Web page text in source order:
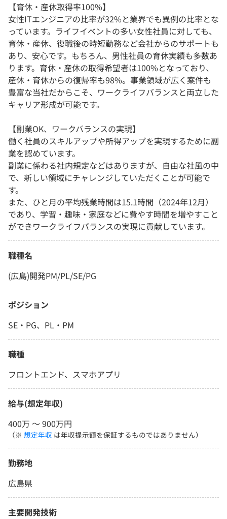
【育休・産休取得率100%】
女性ITエンジニアの比率が32%と業界でも異例の比率とな
っています。ライフイベントの多い女性社員に対しても、
育休・産休、復職後の時短勤務など会社からのサポートも
あり、安心です。もちろん、男性社員の育休実績も多数あ
ります。育休・産休の取得希望者は100%となっており、
産休・育休からの復帰率も98%。事業領域が広く案件も
豊富な当社だからこそ、ワークライフバランスと両立した
キャリア形成が可能です。
【副業OK、ワークバランスの実現】
働く社員のスキルアップや所得アップを実現するために副
業を認めています。
副業に係わる社内規定などはありますが、自由な社風の中
で、新しい領域にチャレンジしていただくことが可能で
す。
また、ひと月の平均残業時間は15.1時間（2024年12月）
であり、学習・趣味・家庭などに費やす時間を増やすこと
ができワークライフバランスの実現に貢献しています。
職種名
(広島)開発PM/PL/SE/PG
ポジション
SE・PG、PL・PM
職種
フロントエンド、スマホアプリ
給与(想定年収)
400万 〜 900万円
（※ 想定年収 は年収提示額を保証するものではありません）
勤務地
広島県
主要開発技術